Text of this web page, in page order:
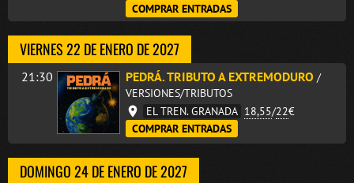
COMPRAR ENTRADAS
VIERNES 22 DE ENERO DE 2027
21:30 PEDRÁ. TRIBUTO A EXTREMODURO /
VERSIONES/TRIBUTOS
EL TREN. GRANADA 18,55/22€
COMPRAR ENTRADAS
DOMINGO 24 DE ENERO DE 2027